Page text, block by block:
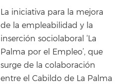
La iniciativa para la mejora
de la empleabilidad y la
inserción sociolaboral ‘La
Palma por el Empleo’, que
surge de la colaboración
entre el Cabildo de La Palma